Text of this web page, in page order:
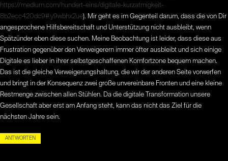
https://medium.com/hundert-eins/digitale-kurzatmigkeit-
8b2ecc420dc9#.y9wbhx2ue). Mir geht es im Gegenteil darum, dass die von Dir
angesprochene Hilfsbereitschaft und Unterstützung nicht ausbleibt, wenn
Spätzünder eben diese suchen. Meine Beobachtung ist leider, dass diese aus
Frustration gegenüber den Verweigerern immer öfter ausbleibt und sich einige
Digitale es lieber in ihrer selbstgeschaffenen Komfortzone bequem machen.
Das ist die gleiche Verweigerungshaltung, die wir der anderen Seite vorwerfen
und bringt in der Konsequenz zwei große unvereinbare Fronten und eine kleine
Restmenge zwischen allen Stühlen. Da die digitale Transformation unsere
Gesellschaft aber erst am Anfang steht, kann das nicht das Ziel für die
nächsten Jahre sein.
ANTWORTEN